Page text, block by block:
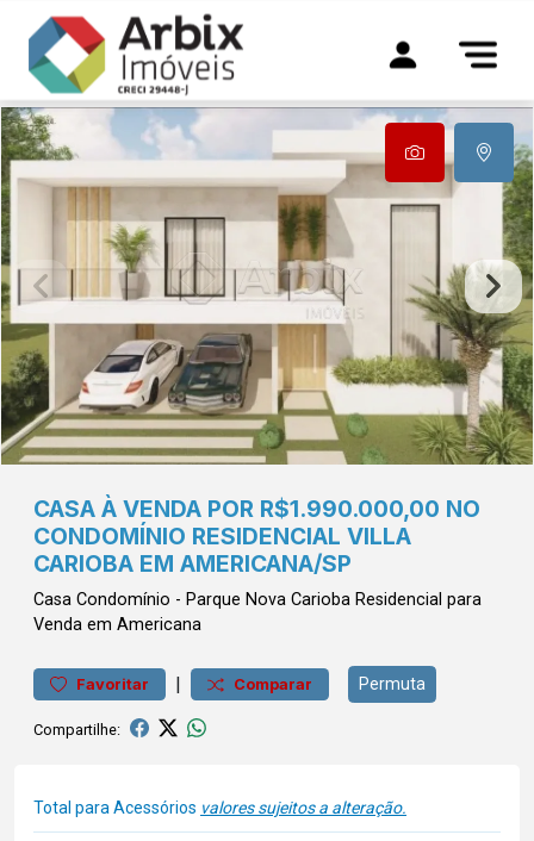
CASA À VENDA POR R$1.990.000,00 NO
CONDOMÍNIO RESIDENCIAL VILLA
CARIOBA EM AMERICANA/SP
Casa Condomínio - Parque Nova Carioba Residencial para
Venda em Americana
Favoritar | Comparar Permuta
Compartilhe:
Total para Acessórios valores sujeitos a alteração.